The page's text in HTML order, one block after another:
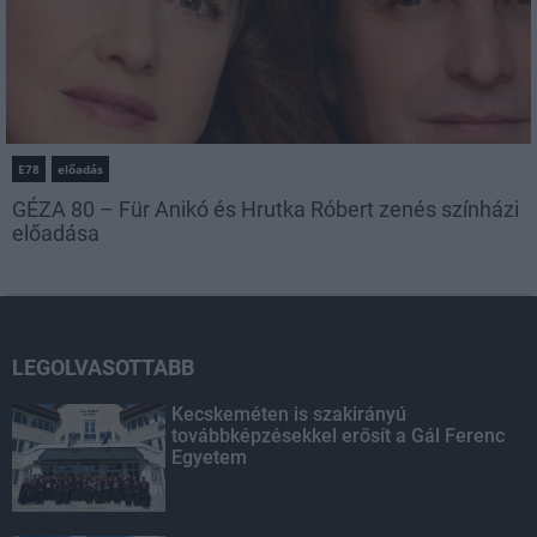
E78 előadás
GÉZA 80 – Für Anikó és Hrutka Róbert zenés színházi
előadása
LEGOLVASOTTABB
Kecskeméten is szakirányú
továbbképzésekkel erősít a Gál Ferenc
Egyetem